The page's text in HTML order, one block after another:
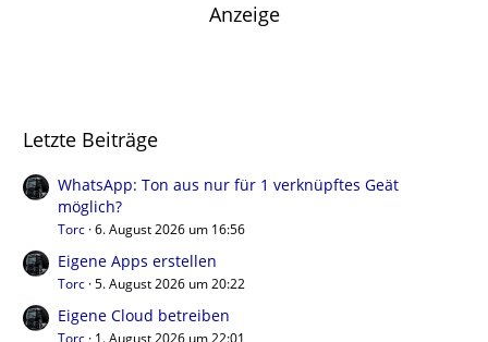
Anzeige
Letzte Beiträge
WhatsApp: Ton aus nur für 1 verknüpftes Geät
möglich?
Torc 6. August 2026 um 16:56
Eigene Apps erstellen
Torc 5. August 2026 um 20:22
Eigene Cloud betreiben
Torc 1. August 2026 um 22:01